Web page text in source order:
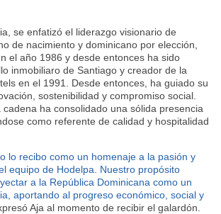
se enfatizó el liderazgo visionario de
de nacimiento y dominicano por elección,
el año 1986 y desde entonces ha sido
inmobiliaro de Santiago y creador de la
en el 1991. Desde entonces, ha guiado su
sostenibilidad y compromiso social.
cadena ha consolidado una sólida presencia
como referente de calidad y hospitalidad
lo recibo como un homenaje a la pasión y
equipo de Hodelpa. Nuestro propósito
a la República Dominicana como un
aportando al progreso económico, social y
Aja al momento de recibir el galardón.